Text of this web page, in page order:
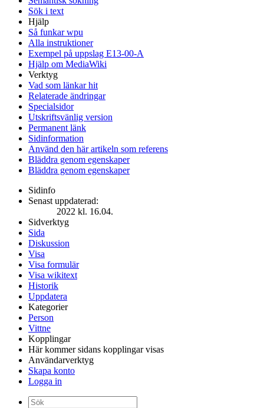
Sök i text
Hjälp
Så funkar wpu
Alla instruktioner
Exempel på uppslag E13-00-A
Hjälp om MediaWiki
Verktyg
Vad som länkar hit
Relaterade ändringar
Specialsidor
Utskriftsvänlig version
Permanent länk
Sidinformation
Använd den här artikeln som referens
Bläddra genom egenskaper
Bläddra genom egenskaper
Sidinfo
Senast uppdaterad:
2022 kl. 16.04.
Sidverktyg
Sida
Diskussion
Visa
Visa formulär
Visa wikitext
Historik
Uppdatera
Kategorier
Person
Vittne
Kopplingar
Här kommer sidans kopplingar visas
Användarverktyg
Skapa konto
Logga in